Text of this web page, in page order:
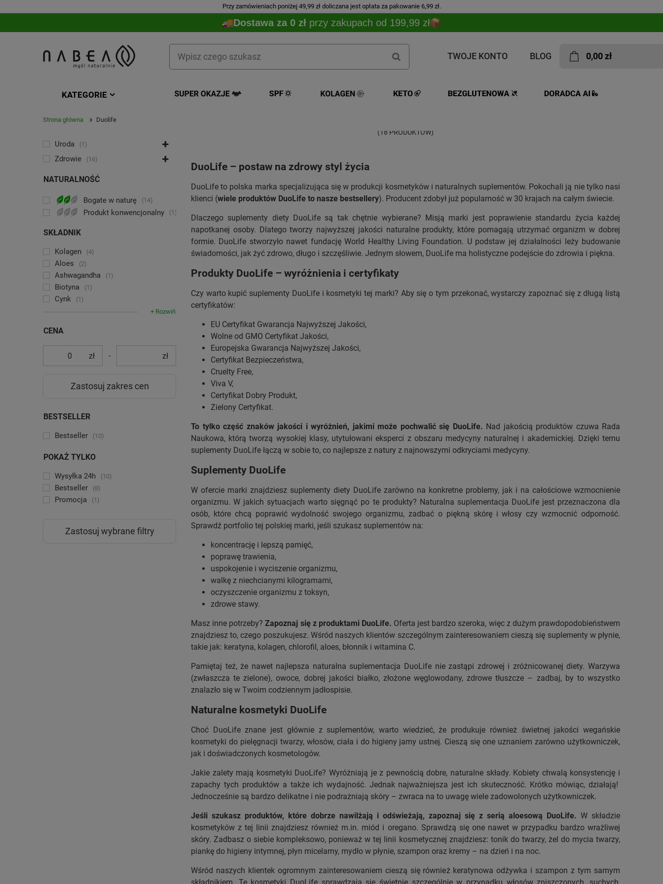
Przy zamówieniach poniżej 49,99 zł doliczana jest opłata za pakowanie 6,99 zł.
Dostawa za 0 zł przy zakupach od 199,99 zł
TWOJE KONTO BLOG 0,00 zł
KATEGORIE
Strona główna Duolife
KATEGORIA
Uroda 1
Zdrowie 16
NATURALNOŚĆ
Bogate w naturę 14
Produkt konwencjonalny 1
SKŁADNIK
Kolagen 4
Aloes 2
Ashwagandha 1
Biotyna 1
Cynk
1
+ Rozwiń
CENA
zł - zł
Zastosuj zakres cen
BESTSELLER
Bestseller 10
POKAŻ TYLKO
Wysyłka 24h 10
Bestseller 8
Promocja 1
Zastosuj wybrane filtry
(18 PRODUKTÓW)
DuoLife – postaw na zdrowy styl życia
DuoLife to polska marka specjalizująca się w produkcji kosmetyków i naturalnych suplementów. Pokochali ją nie tylko nasi
klienci (wiele produktów DuoLife to nasze bestsellery). Producent zdobył już popularność w 30 krajach na całym świecie.
Dlaczego suplementy diety DuoLife są tak chętnie wybierane? Misją marki jest poprawienie standardu życia każdej
napotkanej osoby. Dlatego tworzy najwyższej jakości naturalne produkty, które pomagają utrzymać organizm w dobrej
formie. DuoLife stworzyło nawet fundację World Healthy Living Foundation. U podstaw jej działalności leży budowanie
świadomości, jak żyć zdrowo, długo i szczęśliwie. Jednym słowem, DuoLife ma holistyczne podejście do zdrowia i piękna.
Produkty DuoLife – wyróżnienia i certyfikaty
Czy warto kupić suplementy DuoLife i kosmetyki tej marki? Aby się o tym przekonać, wystarczy zapoznać się z długą listą
certyfikatów:
EU Certyfikat Gwarancja Najwyższej Jakości,
Wolne od GMO Certyfikat Jakości,
Europejska Gwarancja Najwyższej Jakości,
Certyfikat Bezpieczeństwa,
Cruelty Free,
Viva V,
Certyfikat Dobry Produkt,
Zielony Certyfikat.
To tylko część znaków jakości i wyróżnień, jakimi może pochwalić się DuoLife. Nad jakością produktów czuwa Rada
Naukowa, którą tworzą wysokiej klasy, utytułowani eksperci z obszaru medycyny naturalnej i akademickiej. Dzięki temu
suplementy DuoLife łączą w sobie to, co najlepsze z natury z najnowszymi odkryciami medycyny.
Suplementy DuoLife
W ofercie marki znajdziesz suplementy diety DuoLife zarówno na konkretne problemy, jak i na całościowe wzmocnienie
organizmu. W jakich sytuacjach warto sięgnąć po te produkty? Naturalna suplementacja DuoLife jest przeznaczona dla
osób, które chcą poprawić wydolność swojego organizmu, zadbać o piękną skórę i włosy czy wzmocnić odporność.
Sprawdź portfolio tej polskiej marki, jeśli szukasz suplementów na:
koncentrację i lepszą pamięć,
poprawę trawienia,
uspokojenie i wyciszenie organizmu,
walkę z niechcianymi kilogramami,
oczyszczenie organizmu z toksyn,
zdrowe stawy.
Masz inne potrzeby?Zapoznaj się z produktami DuoLife. Oferta jest bardzo szeroka, więc z dużym prawdopodobieństwem
znajdziesz to, czego poszukujesz. Wśród naszych klientów szczególnym zainteresowaniem cieszą się suplementy w płynie,
takie jak: keratyna, kolagen, chlorofil, aloes, błonnik i witamina C.
Pamiętaj też, że nawet najlepsza naturalna suplementacja DuoLife nie zastąpi zdrowej i zróżnicowanej diety. Warzywa
(zwłaszcza te zielone), owoce, dobrej jakości białko, złożone węglowodany, zdrowe tłuszcze – zadbaj, by to wszystko
znalazło się w Twoim codziennym jadłospisie.
Naturalne kosmetyki DuoLife
Choć DuoLife znane jest głównie z suplementów, warto wiedzieć, że produkuje również świetnej jakości wegańskie
kosmetyki do pielęgnacji twarzy, włosów, ciała i do higieny jamy ustnej. Cieszą się one uznaniem zarówno użytkowniczek,
jak i doświadczonych kosmetologów.
Jakie zalety mają kosmetyki DuoLife? Wyróżniają je z pewnością dobre, naturalne składy. Kobiety chwalą konsystencję i
zapachy tych produktów a także ich wydajność. Jednak najważniejsza jest ich skuteczność. Krótko mówiąc, działają!
Jednocześnie są bardzo delikatne i nie podrażniają skóry – zwraca na to uwagę wiele zadowolonych użytkowniczek.
Jeśli szukasz produktów, które dobrze nawilżają i odświeżają, zapoznaj się z serią aloesową DuoLife. W składzie
kosmetyków z tej linii znajdziesz również m.in. miód i oregano. Sprawdzą się one nawet w przypadku bardzo wrażliwej
skóry. Zadbasz o siebie kompleksowo, ponieważ w tej linii kosmetycznej znajdziesz: tonik do twarzy, żel do mycia twarzy,
piankę do higieny intymnej, płyn micelarny, mydło w płynie, szampon oraz kremy – na dzień i na noc.
Wśród naszych klientek ogromnym zainteresowaniem cieszą się również keratynowa odżywka i szampon z tym samym